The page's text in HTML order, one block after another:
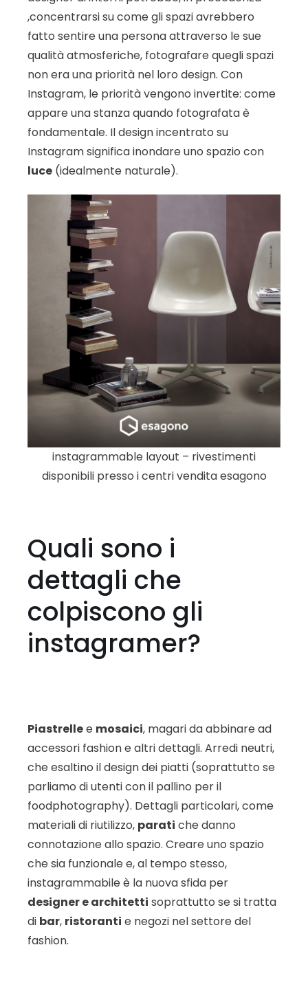
,concentrarsi su come gli spazi avrebbero
fatto sentire una persona attraverso le sue
qualità atmosferiche, fotografare quegli spazi
non era una priorità nel loro design. Con
Instagram, le priorità vengono invertite: come
appare una stanza quando fotografata è
fondamentale. Il design incentrato su
Instagram significa inondare uno spazio con
luce (idealmente naturale).
instagrammable layout – rivestimenti
disponibili presso i centri vendita esagono
Quali sono i
dettagli che
colpiscono gli
instagramer?
Piastrellee mosaici, magari da abbinare ad
accessori fashion e altri dettagli. Arredi neutri,
che esaltino il design dei piatti (soprattutto se
parliamo di utenti con il pallino per il
foodphotography). Dettagli particolari, come
materiali di riutilizzo, parati che danno
connotazione allo spazio. Creare uno spazio
che sia funzionale e, al tempo stesso,
instagrammabile è la nuova sfida per
designer e architetti soprattutto se si tratta
di bar, ristoranti e negozi nel settore del
fashion.